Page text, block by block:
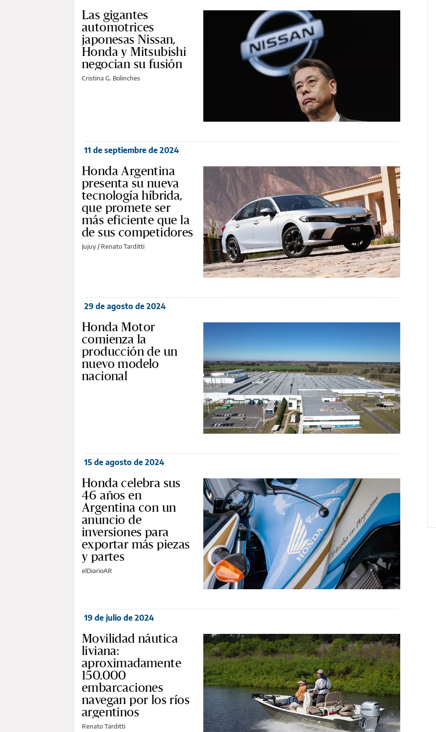
Las gigantes
automotrices
japonesas Nissan,
Honda y Mitsubishi
negocian su fusión
Cristina G. Bolinches
11 de septiembre de 2024
Honda Argentina
presenta su nueva
tecnología híbrida,
que promete ser
más eficiente que la
de sus competidores
Jujuy /Renato Tarditti
29 de agosto de 2024
Honda Motor
comienza la
producción de un
nuevo modelo
nacional
15 de agosto de 2024
Honda celebra sus
46 años en
Argentina con un
anuncio de
inversiones para
exportar más piezas
y partes
elDiarioAR
19 de julio de 2024
Movilidad náutica
liviana:
aproximadamente
150.000
embarcaciones
navegan por los ríos
argentinos
Renato Tarditti